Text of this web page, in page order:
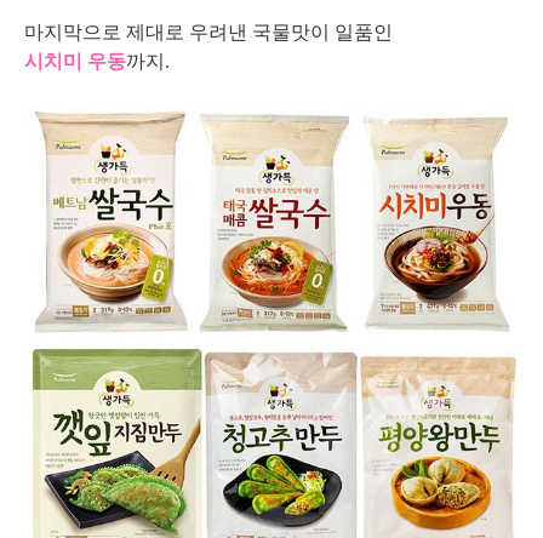
마지막으로 제대로 우려낸 국물맛이 일품인
시치미 우동까지.